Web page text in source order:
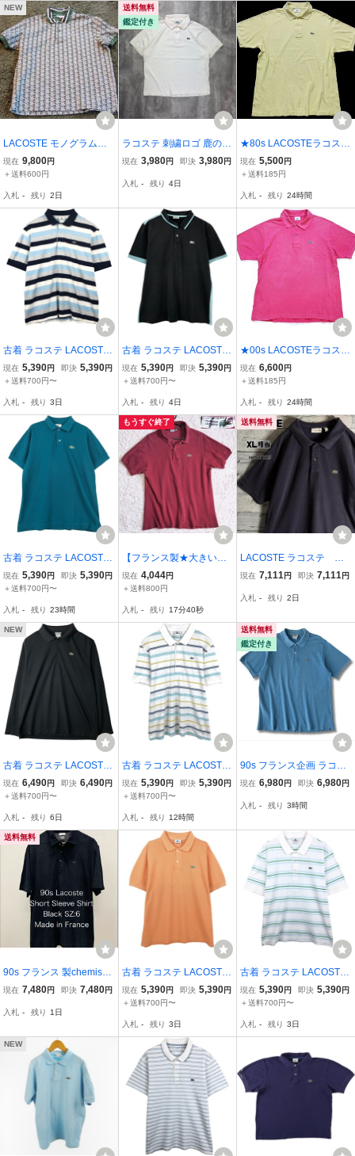
ント ボックス
NEW
LACOSTE モノグラム
ポロシャツ サイズ6 XL
グリーン
現在 9,800円
＋送料600円
入札 - 残り 2日
送料無料
鑑定付き
ラコステ 刺繍ロゴ 鹿の子
ポロシャツ ホワイト サイ
現在 3,980円 即決 3,980円
入札 - 残り 4日
★80s LACOSTEラコステ
ワンポイント コットン 鹿
の子 ポロシャツ 薄黄 6★
ユーロ ヨーロッパ ビッグ
現在 5,500円
＋送料185円
入札 - 残り 24時間
古着 ラコステ LACOSTE
フランス企画 マルチボー
ダー 半袖 ポロシャツ 6 メ
現在 5,390円 即決 5,390円
＋送料700円〜
入札 - 残り 3日
古着 ラコステ LACOSTE
SPORT 半袖 ポロシャツ
6 メンズXL相当 /eaa6574
現在 5,390円 即決 5,390円
＋送料700円〜
入札 - 残り 4日
★00s LACOSTEラコステ
ワンポイント コットン 鹿
の子 ポロシャツ ピンク
ド フレンチ ユーロ ビッ
グサイズ
現在 6,600円
＋送料185円
入札 - 残り 24時間
古着 ラコステ LACOSTE
半袖 ポロシャツ メンズX
L相当 /eaa622606
現在 5,390円 即決 5,390円
＋送料700円〜
入札 - 残り 23時間
もうすぐ終了
【フランス製★大きいサ
イズ6】CHEMISE LACO
STE ヴィンテージ 半袖ポ
有○ラコステ フレラコ (▲
現在 4,044円
＋送料800円
入札 - 残り 17分39秒
送料無料
LACOSTE ラコステ ポ
ロシャツ ワンポイント刺
現在 7,111円 即決 7,111円
入札 - 残り 2日
NEW
古着 ラコステ LACOSTE
フランス企画 襟付き ハー
フジップ 長袖 ポロシャツ
93
現在 6,490円 即決 6,490円
＋送料700円〜
入札 - 残り 6日
古着 ラコステ LACOSTE
マルチボーダー 半袖 ボー
ダー ポロシャツ 6 メンズ
現在 5,390円 即決 5,390円
＋送料700円〜
入札 - 残り 12時間
送料無料
鑑定付き
90s フランス企画 ラコス
テ ターコイズブルー ポロ
ン 鹿の子 フランス製 フ
現在 6,980円 即決 6,980円
入札 - 残り 3時間
送料無料
90s フランス 製chemise
Lacosteラコステ メンズ6
黒 ポロ シャツFranceビン
risパリ 古着
現在 7,480円 即決 7,480円
入札 - 残り 1日
古着 ラコステ LACOSTE
半袖 ポロシャツ 6 メンズ
XL相当 /eaa622993
現在 5,390円 即決 5,390円
＋送料700円〜
入札 - 残り 3日
古着 ラコステ LACOSTE
フランス企画 半袖 ボーダ
ー ポロシャツ 6 メンズXL
現在 5,390円 即決 5,390円
＋送料700円〜
入札 - 残り 3日
NEW